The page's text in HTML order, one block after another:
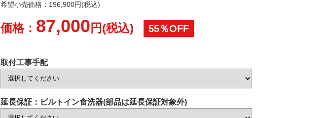
希望小売価格：196,900円(税込)
価格： 87,000 円(税込) 55％OFF
取付工事手配
延長保証：ビルトイン食洗器(部品は延長保証対象外)